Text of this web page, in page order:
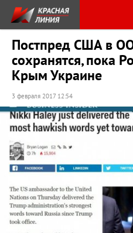
Постпред США в
сохранятся, пока
Крым Украине
3 февраля 2017 12:54